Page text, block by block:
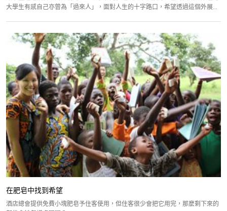
大學生有感自己亦曾為「過來人」，面對人生的十字路口，希望透過這個外展...
在肥皂中找到希望
酒店總會提供免費小塊肥皂予住客使用，但住客很少會把它用完，那麼剩下來的